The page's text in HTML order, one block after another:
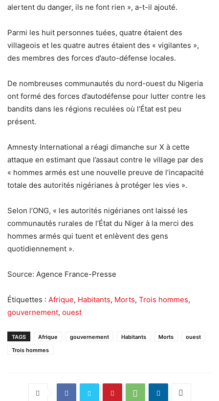
alertent du danger, ils ne font rien », a-t-il ajouté.
Parmi les huit personnes tuées, quatre étaient des
villageois et les quatre autres étaient des « vigilantes »,
des membres des forces d’auto-défense locales.
De nombreuses communautés du nord-ouest du Nigeria
ont formé des forces d’autodéfense pour lutter contre les
bandits dans les régions reculées où l’État est peu
présent.
Amnesty International a réagi dimanche sur X à cette
attaque en estimant que l’assaut contre le village par des
« hommes armés est une nouvelle preuve de l’incapacité
totale des autorités nigérianes à protéger les vies ».
Selon l’ONG, « les autorités nigérianes ont laissé les
communautés rurales de l’État du Niger à la merci des
hommes armés qui tuent et enlèvent des gens
quotidiennement ».
Source: Agence France-Presse
Étiquettes : Afrique, Habitants, Morts, Trois hommes,
gouvernement, ouest
TAGS Afrique gouvernement Habitants Morts
ouest
Trois hommes